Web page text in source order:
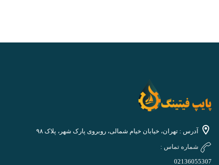
آدرس : تهران، خیابان خیام شمالی، روبروی پارک شهر، پلاک ۹۸
شماره تماس :
02136055307